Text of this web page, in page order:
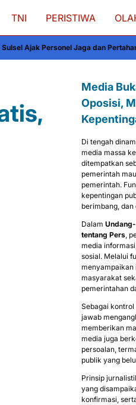
TNI PERISTIWA
dan Pertahankan KebersihanViral
Media
Oposisi,
Di tengah
media massa
ditempatkan
pemerintah
pemerintah.
kepentingan
berimbang,
Dalam
tentang Pers,
media
sosial. Melalui
menyampaikan
masyarakat
pemerintahan
Sebagai
jawab
memberikan
media juga
persoalan,
publik yang
Prinsip
yang
konfirmasi,